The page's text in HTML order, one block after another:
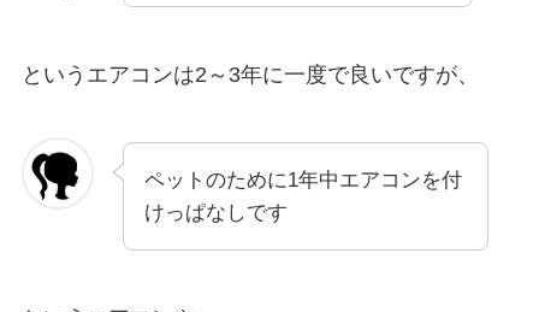
というエアコンは2～3年に一度で良いですが、
ペットのために1年中エアコンを付
けっぱなしです